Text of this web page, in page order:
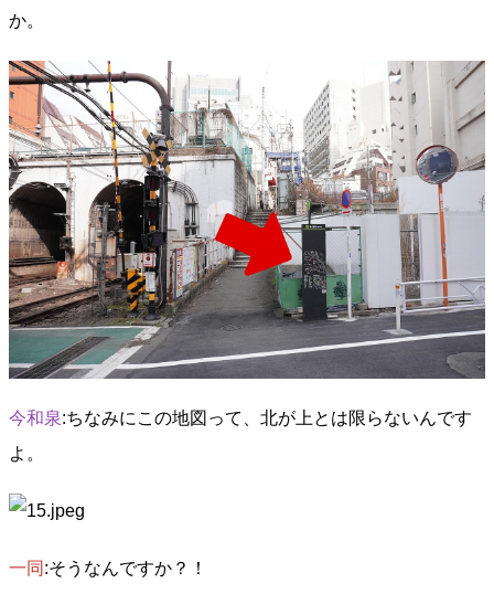
か。
今和泉:ちなみにこの地図って、北が上とは限らないんです
よ。
一同 :そうなんですか？！